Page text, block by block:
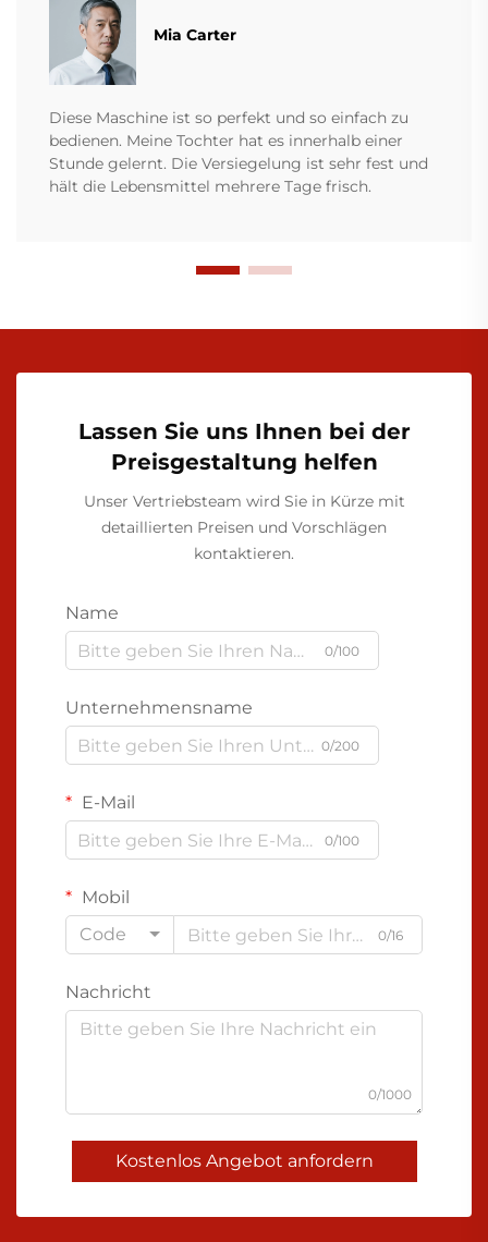
Mia Carter
Diese Maschine ist so perfekt und so einfach zu
bedienen. Meine Tochter hat es innerhalb einer
Stunde gelernt. Die Versiegelung ist sehr fest und
hält die Lebensmittel mehrere Tage frisch.
Lassen Sie uns Ihnen bei der
Preisgestaltung helfen
Unser Vertriebsteam wird Sie in Kürze mit
detaillierten Preisen und Vorschlägen
kontaktieren.
Name
0/100
Unternehmensname
0/200
E-Mail
0/100
Mobil
Code
0/16
Nachricht
0/1000
Kostenlos Angebot anfordern